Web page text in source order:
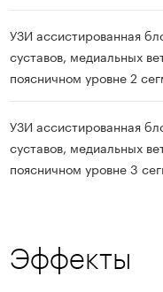
ВДНХ
Записаться
УЗИ ассистированная
суставов, медиальных
поясничном уровне 2
ВДНХ
Записаться
УЗИ ассистированная
суставов, медиальных
поясничном уровне 3
Записаться
Эффекты